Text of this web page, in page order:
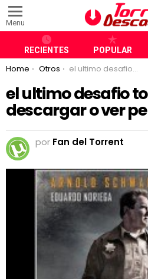
Menu
RECIENTES POPULAR
You are here:
Home Otros el ultimo desafio torrent descargar o ver pelicula online
el ultimo desafio
descargar o ver
por Fan del Torrent